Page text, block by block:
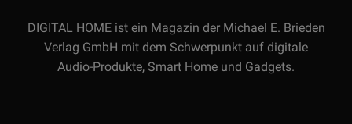
DIGITAL HOME ist ein Magazin der Michael E. Brieden
Verlag GmbH mit dem Schwerpunkt auf digitale
Audio-Produkte, Smart Home und Gadgets.